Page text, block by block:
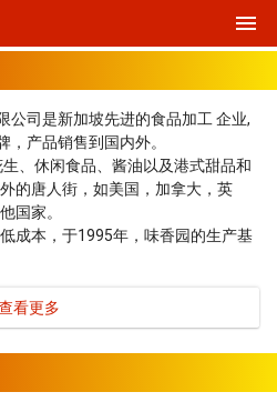
司是新加坡先进的食品加工 企业,
，产品销售到国内外。
、休闲食品、酱油以及港式甜品和
的唐人街，如美国，加拿大，英
国家。
成本，于1995年，味香园的生产基
看更多